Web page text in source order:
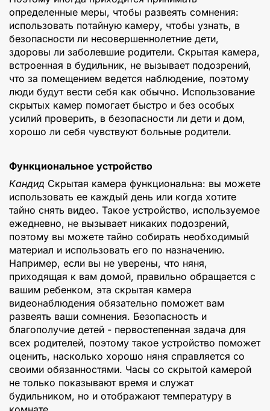
определенные меры, чтобы развеять сомнения:
использовать потайную камеру, чтобы узнать, в
безопасности ли несовершеннолетние дети,
здоровы ли заболевшие родители. Скрытая камера,
встроенная в будильник, не вызывает подозрений,
что за помещением ведется наблюдение, поэтому
люди будут вести себя как обычно. Использование
скрытых камер помогает быстро и без особых
усилий проверить, в безопасности ли дети и дом,
хорошо ли себя чувствуют больные родители.
Функциональное устройство
Кандид Скрытая камера функциональна: вы можете
использовать ее каждый день или когда хотите
тайно снять видео. Такое устройство, используемое
ежедневно, не вызывает никаких подозрений,
поэтому вы можете тайно собирать необходимый
материал и использовать его по назначению.
Например, если вы не уверены, что няня,
приходящая к вам домой, правильно обращается с
вашим ребенком, эта скрытая камера
видеонаблюдения обязательно поможет вам
развеять ваши сомнения. Безопасность и
благополучие детей - первостепенная задача для
всех родителей, поэтому такое устройство поможет
оценить, насколько хорошо няня справляется со
своими обязанностями. Часы со скрытой камерой
не только показывают время и служат
будильником, но и отображают температуру в